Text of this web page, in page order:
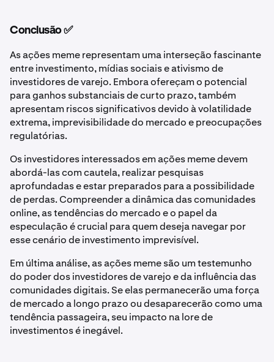
Conclusão ✅
As ações meme representam uma interseção fascinante
entre investimento, mídias sociais e ativismo de
investidores de varejo. Embora ofereçam o potencial
para ganhos substanciais de curto prazo, também
apresentam riscos significativos devido à volatilidade
extrema, imprevisibilidade do mercado e preocupações
regulatórias.
Os investidores interessados em ações meme devem
abordá-las com cautela, realizar pesquisas
aprofundadas e estar preparados para a possibilidade
de perdas. Compreender a dinâmica das comunidades
online, as tendências do mercado e o papel da
especulação é crucial para quem deseja navegar por
esse cenário de investimento imprevisível.
Em última análise, as ações meme são um testemunho
do poder dos investidores de varejo e da influência das
comunidades digitais. Se elas permanecerão uma força
de mercado a longo prazo ou desaparecerão como uma
tendência passageira, seu impacto na lore de
investimentos é inegável.